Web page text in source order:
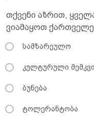
თქვენი აზრით,
ვიამაყოთ
სამზარეულო
კულტურული
ბუნება
ტოლერანტობა